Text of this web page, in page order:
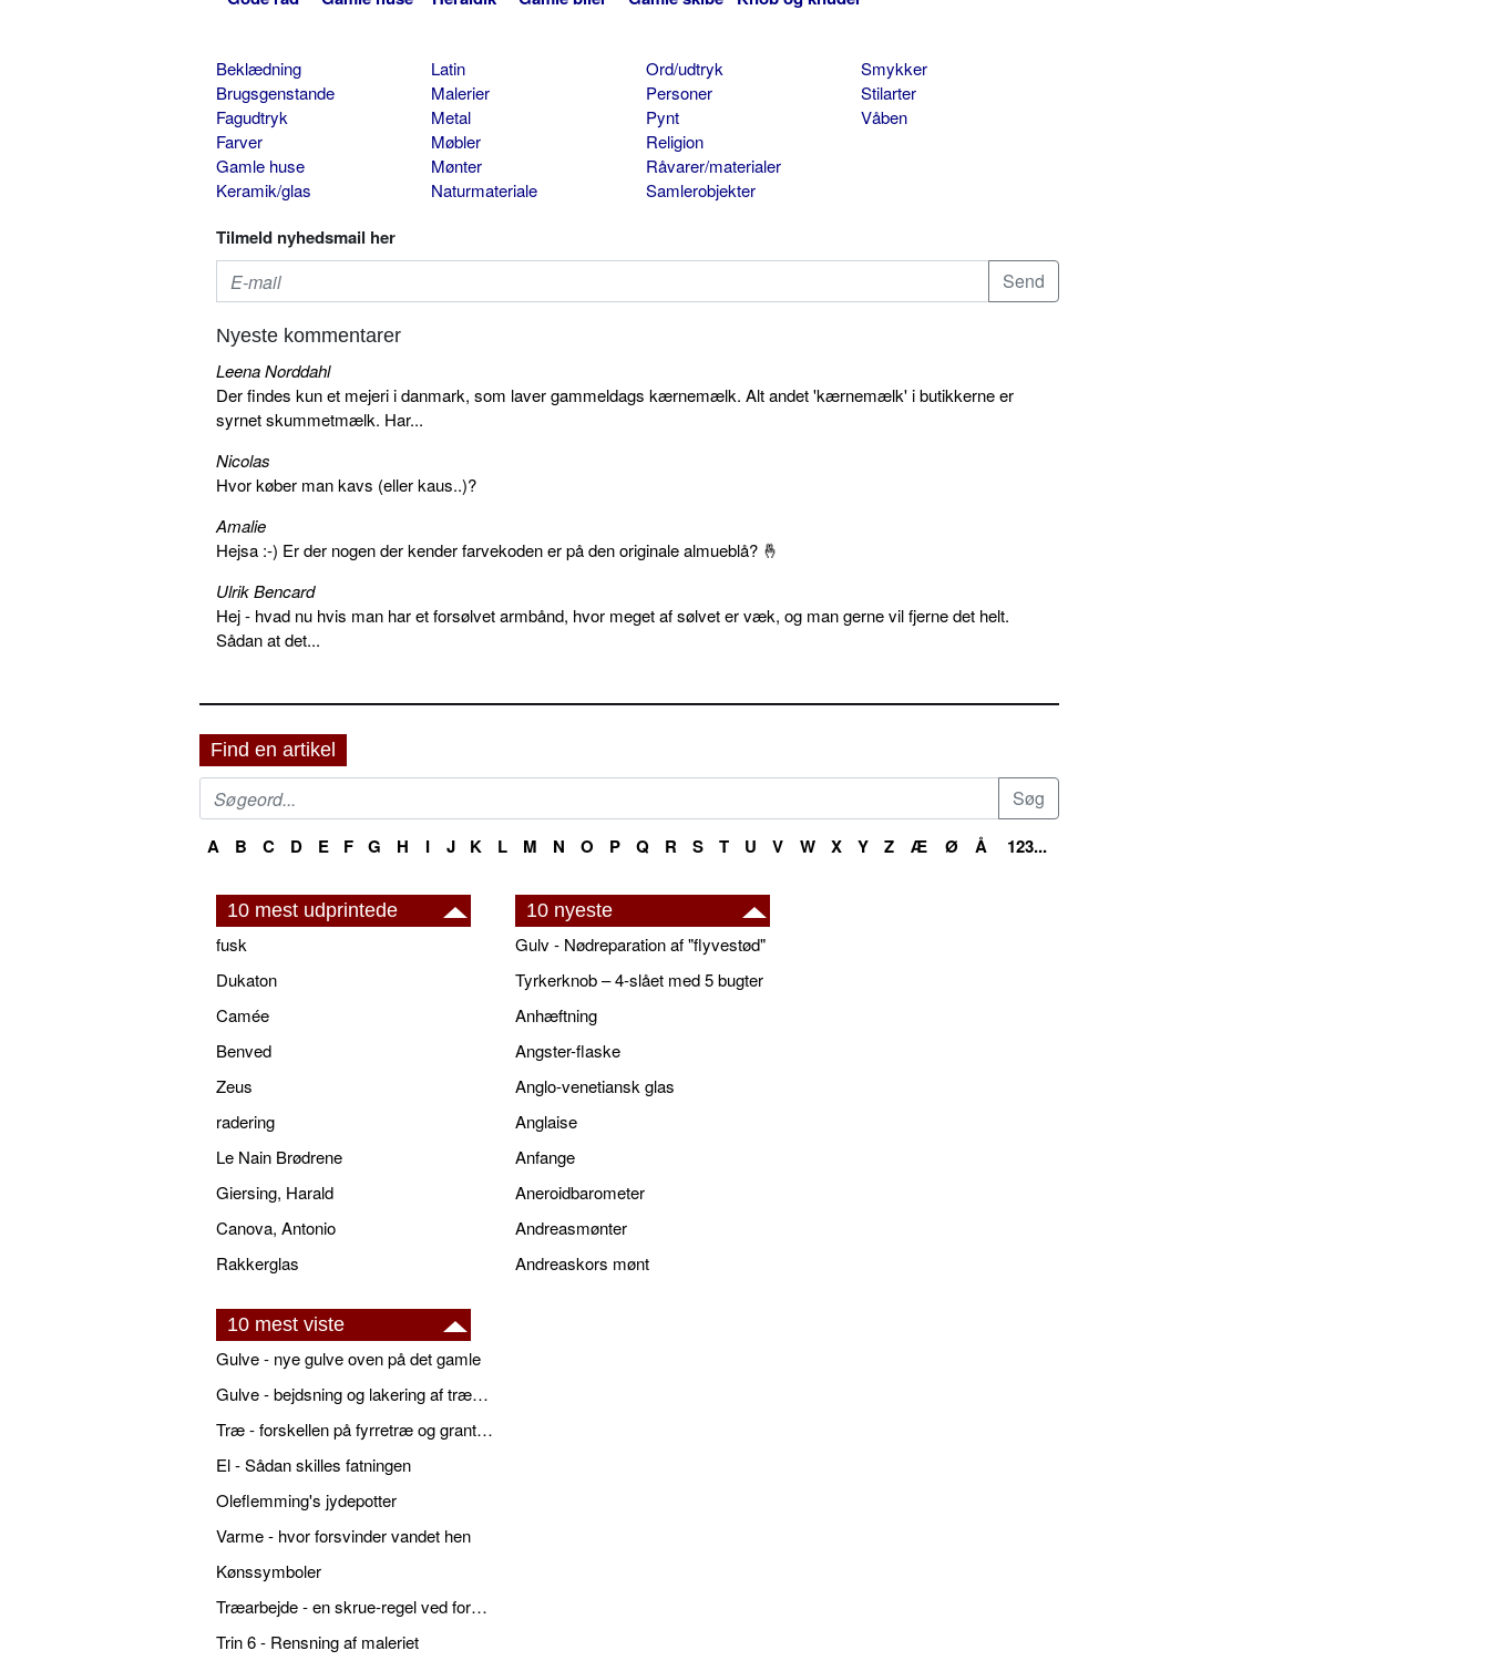
Beklædning
Brugsgenstande
Fagudtryk
Farver
Gamle huse
Keramik/glas
Latin
Malerier
Metal
Møbler
Mønter
Naturmateriale
Ord/udtryk
Personer
Pynt
Religion
Råvarer/materialer
Samlerobjekter
Smykker
Stilarter
Våben
Tilmeld nyhedsmail her
Nyeste kommentarer
Leena Norddahl
Der findes kun et mejeri i danmark, som laver gammeldags kærnemælk. Alt andet 'kærnemælk' i butikkerne er
syrnet skummetmælk. Har...
Nicolas
Hvor køber man kavs (eller kaus..)?
Amalie
Hejsa :-) Er der nogen der kender farvekoden er på den originale almueblå? 🤞
Ulrik Bencard
Hej - hvad nu hvis man har et forsølvet armbånd, hvor meget af sølvet er væk, og man gerne vil fjerne det helt.
Sådan at det...
Find en artikel
A B C D E F G H I J K L M N O P Q R S T U V W X Y Z Æ Ø Å 123...
10 mest udprintede
fusk
Dukaton
Camée
Benved
Zeus
radering
Le Nain Brødrene
Giersing, Harald
Canova, Antonio
Rakkerglas
10 nyeste
Gulv - Nødreparation af "flyvestød"
Tyrkerknob – 4-slået med 5 bugter
Anhæftning
Angster-flaske
Anglo-venetiansk glas
Anglaise
Anfange
Aneroidbarometer
Andreasmønter
Andreaskors mønt
10 mest viste
Gulve - nye gulve oven på det gamle
Gulve - bejdsning og lakering af trægulve
Træ - forskellen på fyrretræ og grantræ
El - Sådan skilles fatningen
Oleflemming's jydepotter
Varme - hvor forsvinder vandet hen
Kønssymboler
Træarbejde - en skrue-regel ved forboring
Trin 6 - Rensning af maleriet